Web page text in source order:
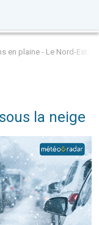
en plaine - Le Nord-Est
la neige